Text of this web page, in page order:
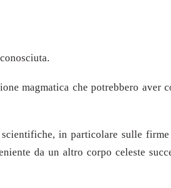
magmatica che potrebbero aver
in particolare sulle
da un altro corpo celeste